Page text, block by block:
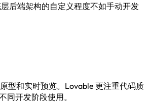
后端架构的自定义程度不如手动开发
型和实时预览。Lovable 更注重代码质
同开发阶段使用。